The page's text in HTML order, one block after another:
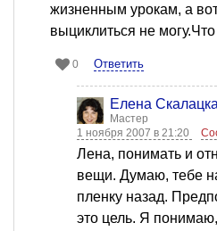
жизненным урокам, а
выциклиться не
0 Ответить
Елена
Мастер
1 ноября 2007 в 21:20
Лена, понимать и
вещи. Думаю, тебе
пленку назад.
это цель. Я